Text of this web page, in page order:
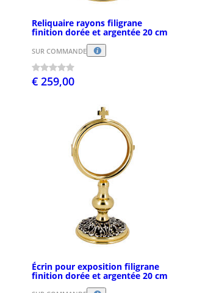
Reliquaire rayons filigrane
finition dorée et argentée 20 cm
SUR COMMANDE
€ 259,00
Écrin pour exposition filigrane
finition dorée et argentée 20 cm